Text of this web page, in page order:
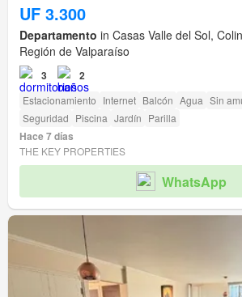
UF 3.300
Departamento in Casas Valle del Sol,
Región de Valparaíso
3 2
Estacionamiento Internet Balcón Agua Sin
Seguridad Piscina Jardín Parilla
Hace 7 días
THE KEY PROPERTIES
WhatsApp